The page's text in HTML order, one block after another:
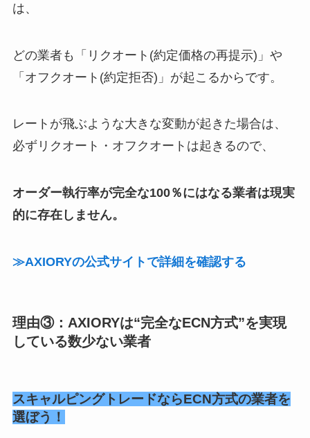
は、
どの業者も「リクオート(約定価格の再提示)」や
「オフクオート(約定拒否)」が起こるからです。
レートが飛ぶような大きな変動が起きた場合は、
必ずリクオート・オフクオートは起きるので、
オーダー執行率が完全な100％にはなる業者は現実
的に存在しません。
≫AXIORYの公式サイトで詳細を確認する
理由③：AXIORYは“完全なECN方式”を実現
している数少ない業者
スキャルピングトレードならECN方式の業者を
選ぼう！